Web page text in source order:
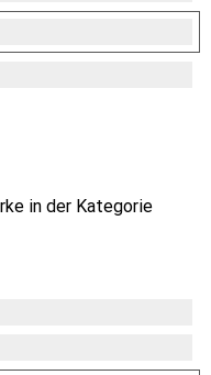
in der Kategorie